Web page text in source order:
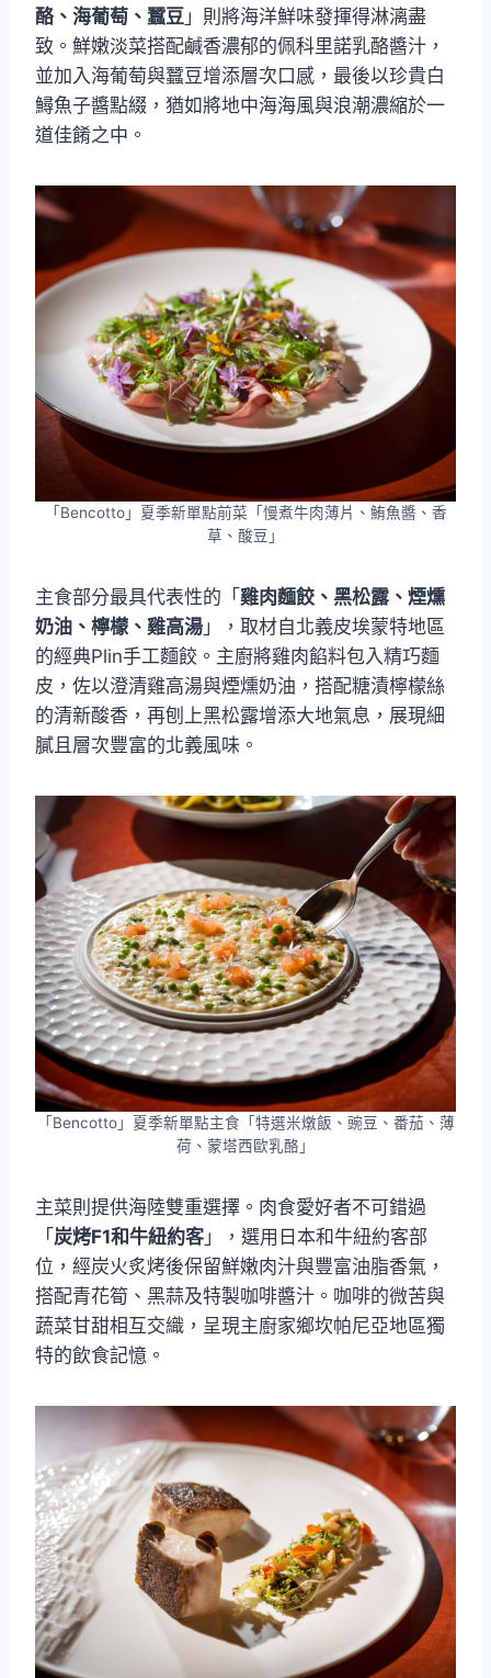
酪、海葡萄、蠶豆 」則將海洋鮮味發揮得淋漓盡
致。鮮嫩淡菜搭配鹹香濃郁的佩科里諾乳酪醬汁，
並加入海葡萄與蠶豆增添層次口感，最後以珍貴白
鱘魚子醬點綴，猶如將地中海海風與浪潮濃縮於一
道佳餚之中。
「Bencotto」夏季新單點前菜「慢煮牛肉薄片、鮪魚醬、香
草、酸豆」
主食部分最具代表性的「 雞肉麵餃、黑松露、煙燻
奶油、檸檬、雞高湯 」，取材自北義皮埃蒙特地區
的經典Plin手工麵餃。主廚將雞肉餡料包入精巧麵
皮，佐以澄清雞高湯與煙燻奶油，搭配糖漬檸檬絲
的清新酸香，再刨上黑松露增添大地氣息，展現細
膩且層次豐富的北義風味。
「Bencotto」夏季新單點主食「特選米燉飯、豌豆、番茄、薄
荷、蒙塔西歐乳酪」
主菜則提供海陸雙重選擇。肉食愛好者不可錯過
「 炭烤F1和牛紐約客 」，選用日本和牛紐約客部
位，經炭火炙烤後保留鮮嫩肉汁與豐富油脂香氣，
搭配青花筍、黑蒜及特製咖啡醬汁。咖啡的微苦與
蔬菜甘甜相互交織，呈現主廚家鄉坎帕尼亞地區獨
特的飲食記憶。